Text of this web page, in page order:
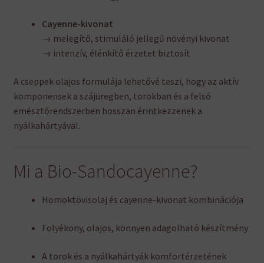
Cayenne-kivonat
→ melegítő, stimuláló jellegű növényi kivonat
→ intenzív, élénkítő érzetet biztosít
A cseppek olajos formulája lehetővé teszi, hogy az aktív
komponensek a szájüregben, torokban és a felső
emésztőrendszerben hosszan érintkezzenek a
nyálkahártyával.
Mi a Bio-Sandocayenne?
Homoktövisolaj és cayenne-kivonat kombinációja
Folyékony, olajos, könnyen adagolható készítmény
A torok és a nyálkahártyák komfortérzetének